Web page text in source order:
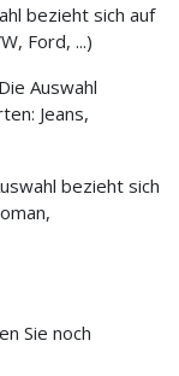
bezieht sich auf
Ford, ...)
Auswahl
Jeans,
bezieht sich
Sie noch